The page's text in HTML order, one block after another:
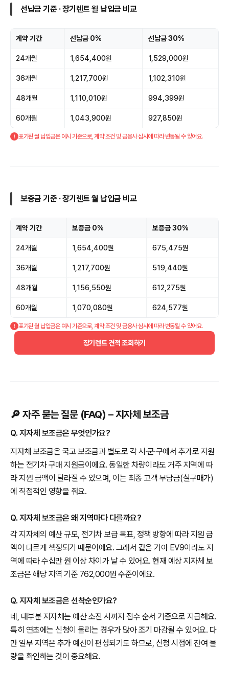
선납금 기준 · 장기렌트 월 납입금 비교
계약 기간 선납금 0% 선납금 30%
24개월 1,654,400원 1,529,000원
36개월 1,217,700원 1,102,310원
48개월 1,110,010원 994,399원
60개월 1,043,900원 927,850원
표기된 월 납입금은 예시 기준으로, 계약 조건 및 금융사 심사에 따라 변동될 수 있어요.
보증금 기준 · 장기렌트 월 납입금 비교
계약 기간 보증금 0% 보증금 30%
24개월 1,654,400원 675,475원
36개월 1,217,700원 519,440원
48개월 1,156,550원 612,275원
60개월 1,070,080원 624,577원
표기된 월 납입금은 예시 기준으로, 계약 조건 및 금융사 심사에 따라 변동될 수 있어요.
장기렌트 견적 조회하기
🔎 자주 묻는 질문 (FAQ) – 지자체 보조금
Q. 지자체 보조금은 무엇인가요?
지자체 보조금은 국고 보조금과 별도로 각 시·군·구에서 추가로 지원
하는 전기차 구매 지원금이에요. 동일한 차량이라도 거주 지역에 따
라 지원 금액이 달라질 수 있으며, 이는 최종 고객 부담금(실구매가)
에 직접적인 영향을 줘요.
Q. 지자체 보조금은 왜 지역마다 다를까요?
각 지자체의 예산 규모, 전기차 보급 목표, 정책 방향에 따라 지원 금
액이 다르게 책정되기 때문이에요. 그래서 같은 기아 EV9이라도 지
역에 따라 수십만 원 이상 차이가 날 수 있어요. 현재 예상 지자체 보
조금은 해당 지역 기준 762,000원 수준이에요.
Q. 지자체 보조금은 선착순인가요?
네, 대부분 지자체는 예산 소진 시까지 접수 순서 기준으로 지급해요.
특히 연초에는 신청이 몰리는 경우가 많아 조기 마감될 수 있어요. 다
만 일부 지역은 추가 예산이 편성되기도 하므로, 신청 시점에 잔여 물
량을 확인하는 것이 중요해요.